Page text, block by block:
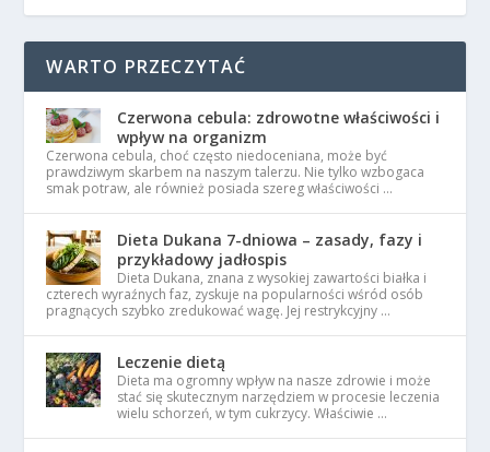
WARTO PRZECZYTAĆ
Czerwona cebula: zdrowotne właściwości i
wpływ na organizm
Czerwona cebula, choć często niedoceniana, może być
prawdziwym skarbem na naszym talerzu. Nie tylko wzbogaca
smak potraw, ale również posiada szereg właściwości …
Dieta Dukana 7-dniowa – zasady, fazy i
przykładowy jadłospis
Dieta Dukana, znana z wysokiej zawartości białka i
czterech wyraźnych faz, zyskuje na popularności wśród osób
pragnących szybko zredukować wagę. Jej restrykcyjny …
Leczenie dietą
Dieta ma ogromny wpływ na nasze zdrowie i może
stać się skutecznym narzędziem w procesie leczenia
wielu schorzeń, w tym cukrzycy. Właściwie …